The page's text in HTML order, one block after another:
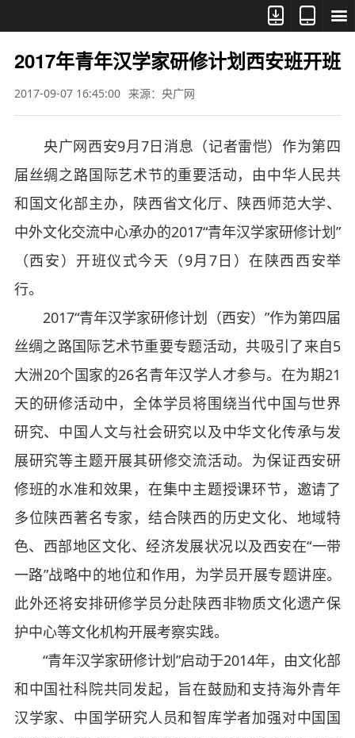



2017年青年汉学家研修计划西安班开班
2017-09-07 16:45:00 来源：央广网
央广网西安9月7日消息（记者雷恺）作为第四
届丝绸之路国际艺术节的重要活动，由中华人民共
和国文化部主办，陕西省文化厅、陕西师范大学、
中外文化交流中心承办的2017“青年汉学家研修计划”
（西安）开班仪式今天（9月7日）在陕西西安举
行。
2017“青年汉学家研修计划（西安）”作为第四届
丝绸之路国际艺术节重要专题活动，共吸引了来自5
大洲20个国家的26名青年汉学人才参与。在为期21
天的研修活动中，全体学员将围绕当代中国与世界
研究、中国人文与社会研究以及中华文化传承与发
展研究等主题开展其研修交流活动。为保证西安研
修班的水准和效果，在集中主题授课环节，邀请了
多位陕西著名专家，结合陕西的历史文化、地域特
色、西部地区文化、经济发展状况以及西安在“一带
一路”战略中的地位和作用，为学员开展专题讲座。
此外还将安排研修学员分赴陕西非物质文化遗产保
护中心等文化机构开展考察实践。
“青年汉学家研修计划”启动于2014年，由文化部
和中国社科院共同发起，旨在鼓励和支持海外青年
汉学家、中国学研究人员和智库学者加强对中国国